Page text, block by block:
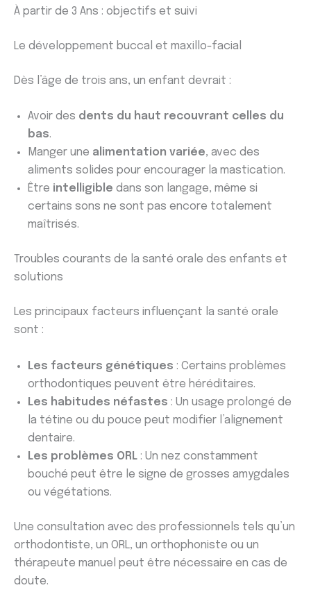
À partir de 3 Ans : objectifs et suivi
Le développement buccal et maxillo-facial
Dès l’âge de trois ans, un enfant devrait :
Avoir des dents du haut recouvrant celles du
bas.
Manger une alimentation variée, avec des
aliments solides pour encourager la mastication.
Être intelligible dans son langage, même si
certains sons ne sont pas encore totalement
maîtrisés.
Troubles courants de la santé orale des enfants et
solutions
Les principaux facteurs influençant la santé orale
sont :
Les facteurs génétiques : Certains problèmes
orthodontiques peuvent être héréditaires.
Les habitudes néfastes : Un usage prolongé de
la tétine ou du pouce peut modifier l’alignement
dentaire.
Les problèmes ORL : Un nez constamment
bouché peut être le signe de grosses amygdales
ou végétations.
Une consultation avec des professionnels tels qu’un
orthodontiste, un ORL, un orthophoniste ou un
thérapeute manuel peut être nécessaire en cas de
doute.